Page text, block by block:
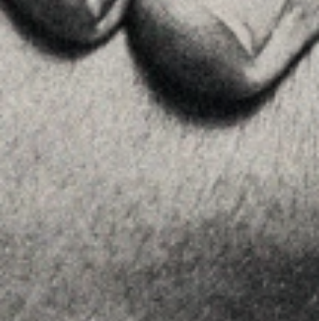
Inici
La Firma
Equipo
Assessorament
Insights
Contactar
SEGUEIX-NOS
Linkedin
Instagram
Youtube